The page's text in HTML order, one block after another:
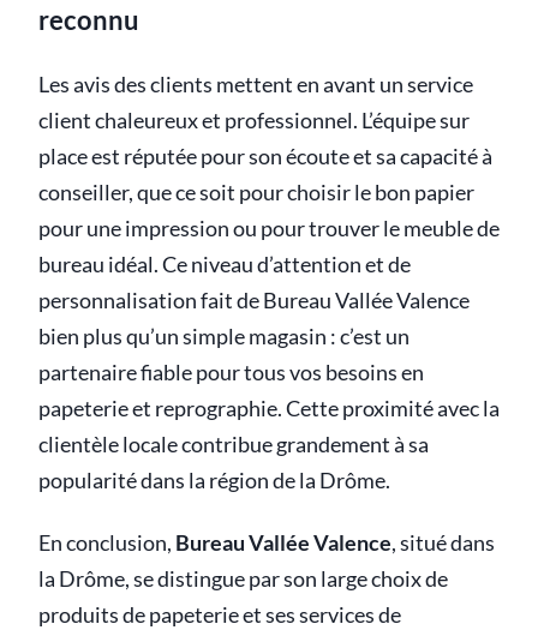
reconnu
Les avis des clients mettent en avant un service
client chaleureux et professionnel. L’équipe sur
place est réputée pour son écoute et sa capacité à
conseiller, que ce soit pour choisir le bon papier
pour une impression ou pour trouver le meuble de
bureau idéal. Ce niveau d’attention et de
personnalisation fait de Bureau Vallée Valence
bien plus qu’un simple magasin : c’est un
partenaire fiable pour tous vos besoins en
papeterie et reprographie. Cette proximité avec la
clientèle locale contribue grandement à sa
popularité dans la région de la Drôme.
En conclusion, Bureau Vallée Valence, situé dans
la Drôme, se distingue par son large choix de
produits de papeterie et ses services de